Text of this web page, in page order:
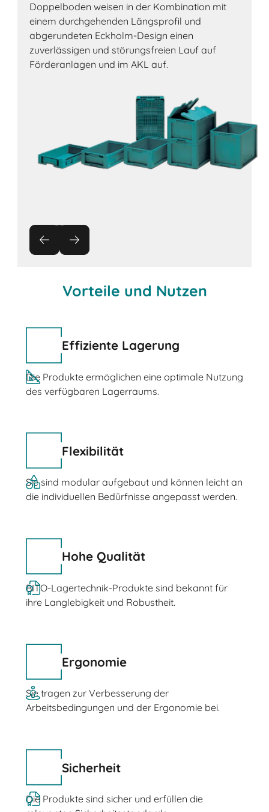
Doppelboden weisen in der Kombination mit
einem durchgehenden Längsprofil und
abgerundeten Eckholm-Design einen
zuverlässigen und störungsfreien Lauf auf
Förderanlagen und im AKL auf.
Vorteile und Nutzen
Effiziente Lagerung
Die Produkte ermöglichen eine optimale Nutzung
des verfügbaren Lagerraums.
Flexibilität
Sie sind modular aufgebaut und können leicht an
die individuellen Bedürfnisse angepasst werden.
Hohe Qualität
BITO-Lagertechnik-Produkte sind bekannt für
ihre Langlebigkeit und Robustheit.
Ergonomie
Sie tragen zur Verbesserung der
Arbeitsbedingungen und der Ergonomie bei.
Sicherheit
Die Produkte sind sicher und erfüllen die